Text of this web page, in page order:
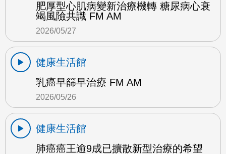
肥厚型心肌病變新治療機轉 糖尿病心衰
竭風險共識 FM AM
2026/05/27
健康生活館
乳癌早篩早治療 FM AM
2026/05/26
健康生活館
肺癌癌王逾9成已擴散新型治療的希望